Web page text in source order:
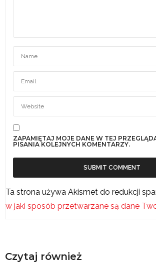
ZAPAMIĘTAJ MOJE DANE W TEJ
PISANIA KOLEJNYCH KOMENTARZY.
Ta strona używa Akismet do redukcji
w jaki sposób przetwarzane są dane
Czytaj również